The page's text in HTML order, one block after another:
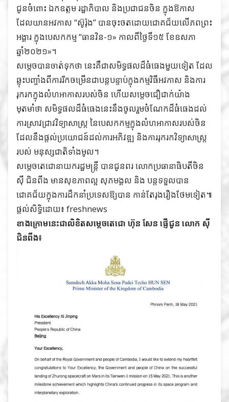
ជូនចំពោះ ឯកឧត្តម រដ្ឋាភិបាល និងប្រជាជនចិន ក្នុងឱកាស
ដែលយានអវកាស “ស៊ូរ៉ុង” បានចុះចតដោយជោគជ័យលើភពព្រះ
អង្គារ ក្នុងបេសកកម្ម “ធានវិន-១» កាលពីថ្ងៃទី១៥ ខែឧសភា
ឆ្នាំ២០២១»។
សម្តេចបានចាត់ទុកថា នេះគឺជាសមិទ្ធផលដ៏ធំធេងមួយទៀត ដែល
ឆ្លុះបញ្ចាំងពីការរីកចម្រើនជាបន្តបន្ទាប់ក្នុងកម្មវិធីអវកាស និងការ
រុករកក្នុងលំហអាកាសរបស់ចិន ហើយសម្តេចជឿជាក់យ៉ាង
មុតមាំថា សមិទ្ធផលដ៏ធំធេងនេះនឹងចូលរួមចំណែកដ៏ធំធេងដល់
ការស្រាវជ្រាវវិទ្យាសាស្ត្រ នៃបេសកកម្មក្នុងលំហអាកាសរបស់ចិន
ដែលនឹងផ្តល់ប្រយោជន៍ដល់ការអភិវឌ្ឍ និងការរុករកវិទ្យាសាស្ត្រ
របស់ មនុស្សជាតិទាំងមូល។
សម្តេចតេជោនាយករដ្ឋមន្រ្តី បានជូនពរ លោកប្រធានាធិបតីចិន
ស៊ី ជិនពីង មានសុខភាពល្អ សុភមង្គល និង បន្តទទួលបាន
ជោគជ័យក្នុងការដឹកនាំប្រទេសឱ្យបាន កាន់តែរុងរឿងថែមទៀត៕
ផ្តល់សិទ្ធិដោយ៖ freshnews
ខាងក្រោមនេះជាលិខិតសម្តេចតេជោ ហ៊ុន សែន ផ្ញើជូន លោក ស៊ី
ជិនពីង៖